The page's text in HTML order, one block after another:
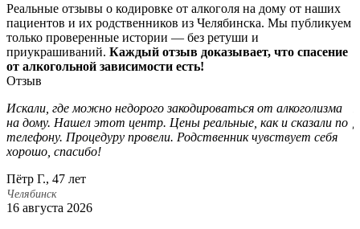
Реальные отзывы о кодировке от алкоголя на дому от наших
пациентов и их родственников из Челябинска. Мы публикуем
только проверенные истории — без ретуши и
приукрашиваний. Каждый отзыв доказывает, что спасение
от алкогольной зависимости есть!
Отзыв
Искали, где можно недорого закодироваться от алкоголизма
на дому. Нашел этот центр. Цены реальные, как и сказали по
телефону. Процедуру провели. Родственник чувствует себя
хорошо, спасибо!
Пётр Г., 47 лет
Челябинск
16 августа 2026